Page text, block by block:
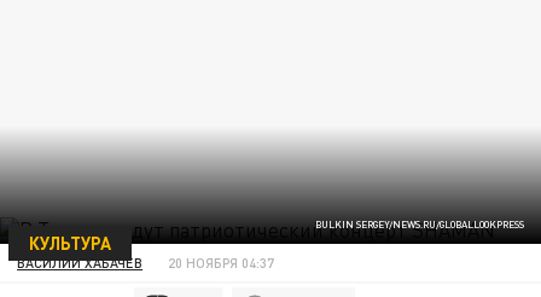
BULKIN SERGEY/NEWS.RU/GLOBALLOOKPRESS
КУЛЬТУРА
ВАСИЛИЙ ХАБАЧЕВ 20 НОЯБРЯ 04:37